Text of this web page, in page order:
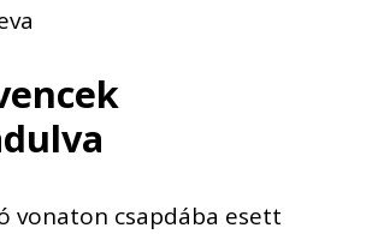
vonaton csapdába esett